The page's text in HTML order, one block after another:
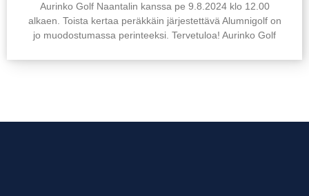
Aurinko Golf Naantalin kanssa pe 9.8.2024 klo 12.00
alkaen. Toista kertaa peräkkäin järjestettävä Alumnigolf on
jo muodostumassa perinteeksi. Tervetuloa! Aurinko Golf